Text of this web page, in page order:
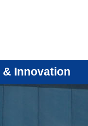
& Innovation